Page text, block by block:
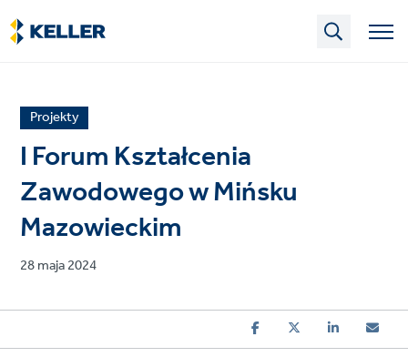
Skip
to
main
News
article
category
Projekty
I Forum Kształcenia
Zawodowego w Mińsku
Mazowieckim
Published
28 maja 2024